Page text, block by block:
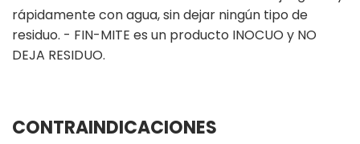
rápidamente con agua, sin dejar ningún tipo de
residuo. - FIN-MITE es un producto INOCUO y NO
DEJA RESIDUO.
CONTRAINDICACIONES